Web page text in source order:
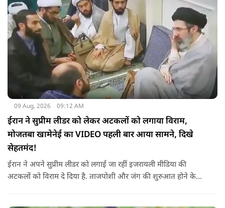
09 Aug, 2026 09:12 AM
ईरान ने सुप्रीम लीडर को लेकर अटकलों को लगाया विराम,
मोजतबा खामेनेई का VIDEO पहली बार आया सामने, दिखे
सेहतमंद!
ईरान ने अपने सुप्रीम लीडर को लगाई जा रहीं इजरायली मीडिया की
अटकलों को विराम दे दिया है. ताजपोशी और जंग की शुरुआत होने के